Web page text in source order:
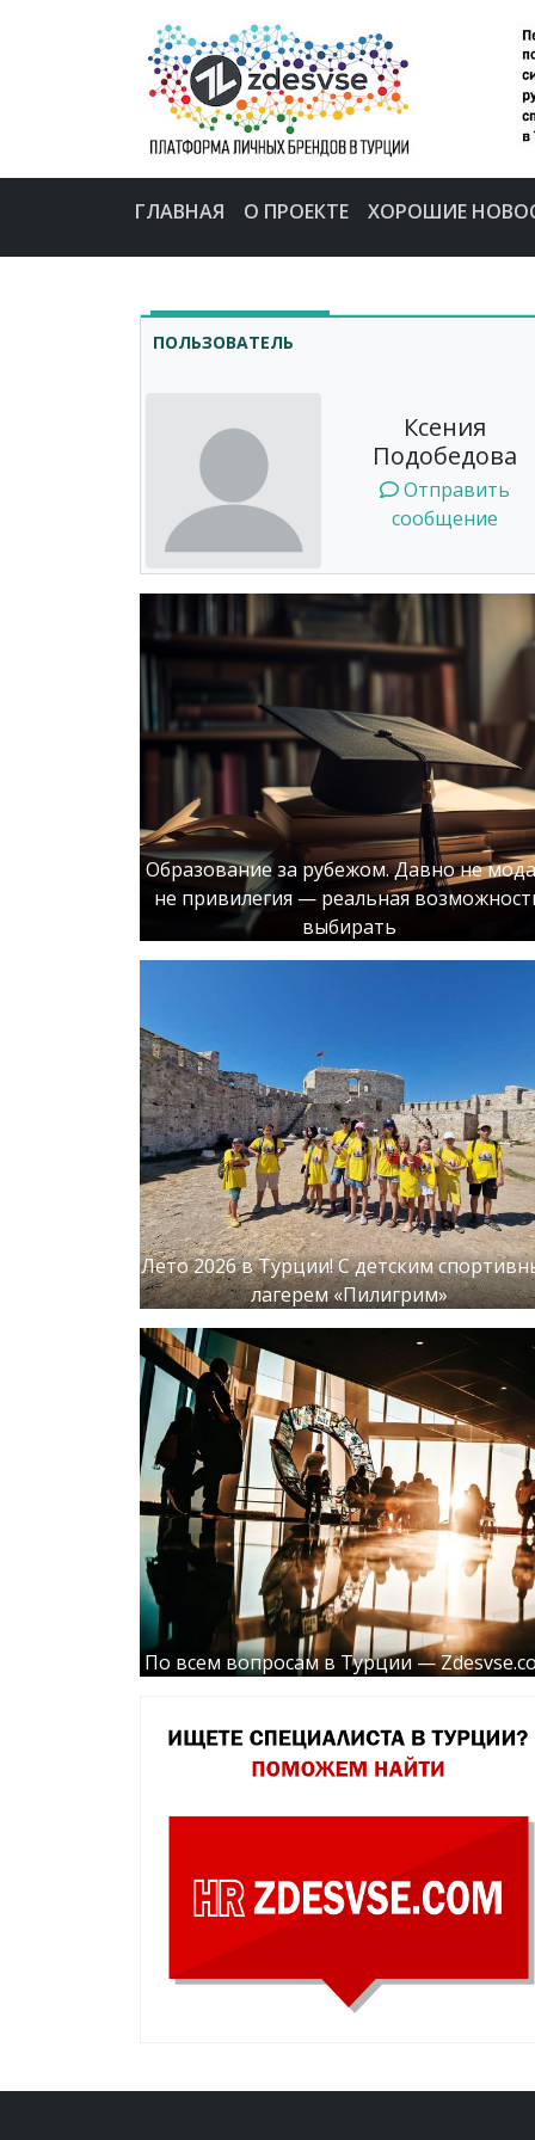
ГЛАВНАЯ О ПРОЕКТЕ ХОРОШИЕ
ПОЛЬЗОВАТЕЛЬ
Ксения
Подобедова
Отправить
сообщение
Образование за рубежом. Давно не
не привилегия — реальная
выбирать
Лето 2026 в Турции! С детским
лагерем «Пилигрим»
По всем вопросам в Турции —